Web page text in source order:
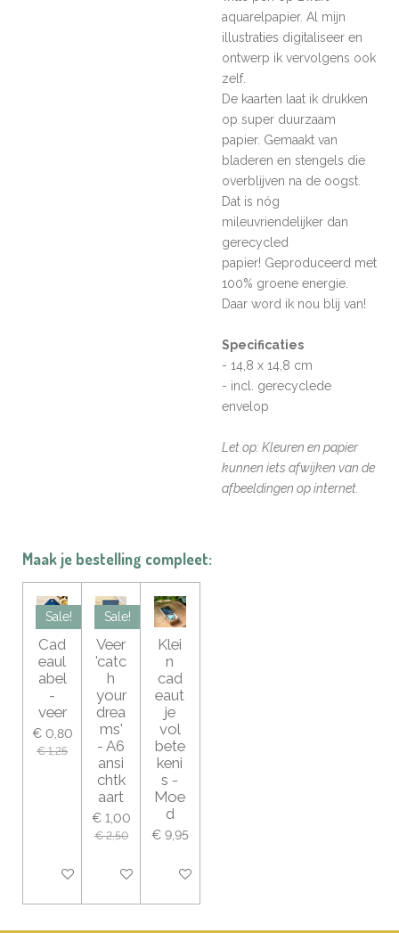
aquarelpapier. Al mijn
illustraties digitaliseer en
ontwerp ik vervolgens ook
zelf.
De kaarten laat ik drukken
op super duurzaam
papier. Gemaakt van
bladeren en stengels die
overblijven na de oogst.
Dat is nóg
mileuvriendelijker dan
gerecycled
papier! Geproduceerd met
100% groene energie.
Daar word ik nou blij van!
Specificaties
- 14,8 x 14,8 cm
- incl. gerecyclede
envelop
Let op: Kleuren en papier
kunnen iets afwijken van de
afbeeldingen op internet.
Maak je bestelling compleet:
Sale!
Cad
eaul
abel
-
veer
€ 0,80
€ 1,25
Bekijk details
Sale!
Veer
'catc
h
your
drea
ms'
- A6
ansi
chtk
aart
€ 1,00
€ 2,50
In winkelwagen
Klei
n
cad
eaut
je
vol
bete
keni
s -
Moe
d
€ 9,95
In winkelwagen